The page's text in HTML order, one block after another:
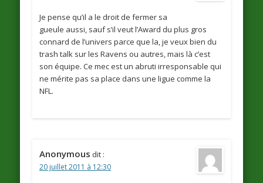
Je pense qu’il a le droit de fermer sa
gueule aussi, sauf s’il veut l’Award du plus gros
connard de l’univers parce que la, je veux bien du
trash talk sur les Ravens ou autres, mais là c’est
son équipe. Ce mec est un abruti irresponsable qui
ne mérite pas sa place dans une ligue comme la
NFL.
Anonymous dit :
20 juillet 2011 à 12:30